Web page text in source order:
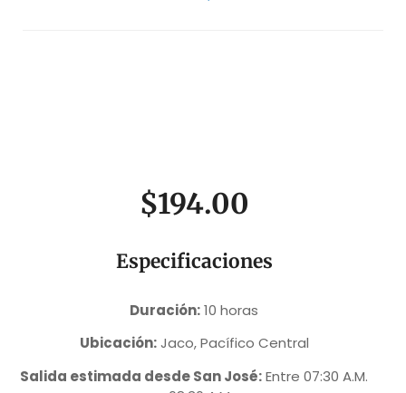
$194.00
Especificaciones
Duración:10 horas
Ubicación:Jaco, Pacífico Central
Salida estimada desde San José:Entre 07:30 A.M.